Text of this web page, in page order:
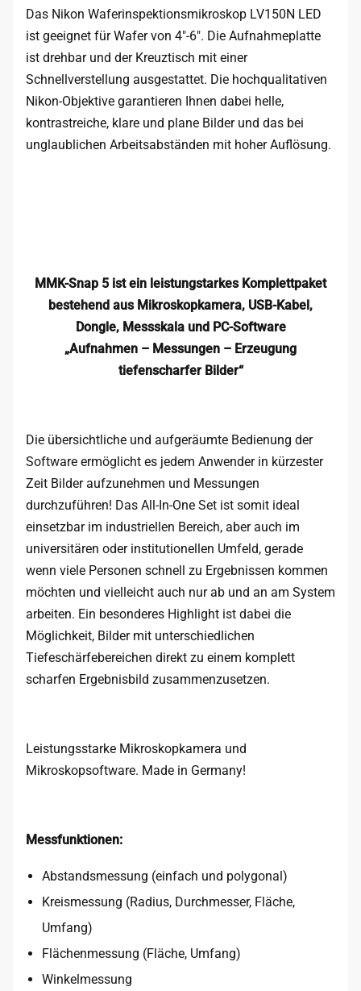
Das Nikon Waferinspektionsmikroskop LV150N LED
ist geeignet für Wafer von 4″-6″. Die Aufnahmeplatte
ist drehbar und der Kreuztisch mit einer
Schnellverstellung ausgestattet. Die hochqualitativen
Nikon-Objektive garantieren Ihnen dabei helle,
kontrastreiche, klare und plane Bilder und das bei
unglaublichen Arbeitsabständen mit hoher Auflösung.
MMK-Snap 5 ist ein leistungstarkes Komplettpaket
bestehend aus Mikroskopkamera, USB-Kabel,
Dongle, Messskala und PC-Software
„Aufnahmen – Messungen – Erzeugung
tiefenscharfer Bilder“
Die übersichtliche und aufgeräumte Bedienung der
Software ermöglicht es jedem Anwender in kürzester
Zeit Bilder aufzunehmen und Messungen
durchzuführen! Das All-In-One Set ist somit ideal
einsetzbar im industriellen Bereich, aber auch im
universitären oder institutionellen Umfeld, gerade
wenn viele Personen schnell zu Ergebnissen kommen
möchten und vielleicht auch nur ab und an am System
arbeiten. Ein besonderes Highlight ist dabei die
Möglichkeit, Bilder mit unterschiedlichen
Tiefeschärfebereichen direkt zu einem komplett
scharfen Ergebnisbild zusammenzusetzen.
Leistungsstarke Mikroskopkamera und
Mikroskopsoftware. Made in Germany!
Messfunktionen:
Abstandsmessung (einfach und polygonal)
Kreismessung (Radius, Durchmesser, Fläche,
Umfang)
Flächenmessung (Fläche, Umfang)
Winkelmessung